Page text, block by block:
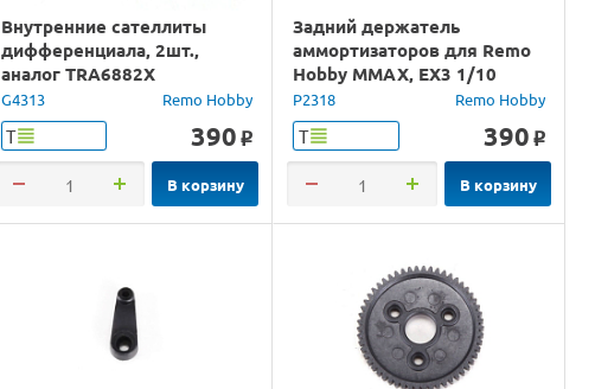
Внутренние сателлиты
дифференциала, 2шт.,
аналог TRA6882X
G4313 Remo Hobby
Т 390 o
В корзину
Задний держатель
аммортизаторов для Remo
Hobby MMAX, EX3 1/10
P2318 Remo Hobby
Т 390 o
В корзину